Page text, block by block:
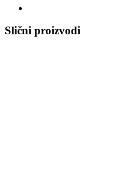
Slični proizvodi